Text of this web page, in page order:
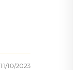
11/10/2023